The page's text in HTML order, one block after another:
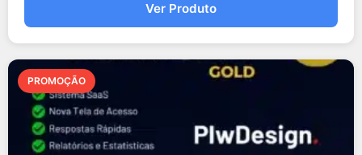
Ver Produto
PROMOÇÃO